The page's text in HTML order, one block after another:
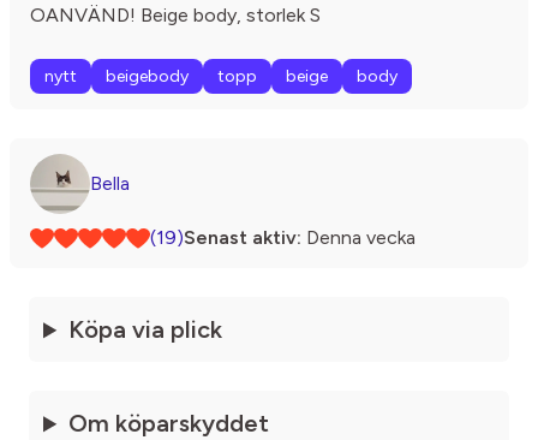
OANVÄND! Beige body, storlek S
nytt beigebody topp beige body
Bella
(19)Senast aktiv: Denna vecka
Köpa via plick
Om köparskyddet